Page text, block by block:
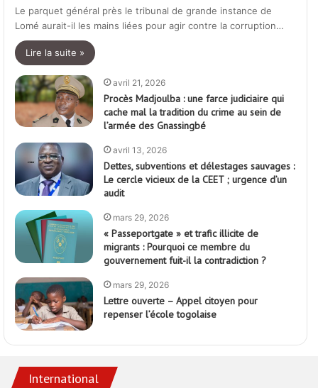
Le parquet général près le tribunal de grande instance de
Lomé aurait-il les mains liées pour agir contre la corruption…
Lire la suite »
avril 21, 2026
Procès Madjoulba : une farce judiciaire qui
cache mal la tradition du crime au sein de
l’armée des Gnassingbé
avril 13, 2026
Dettes, subventions et délestages sauvages :
Le cercle vicieux de la CEET ; urgence d’un
audit
mars 29, 2026
« Passeportgate » et trafic illicite de
migrants : Pourquoi ce membre du
gouvernement fuit-il la contradiction ?
mars 29, 2026
Lettre ouverte – Appel citoyen pour
repenser l’école togolaise
International